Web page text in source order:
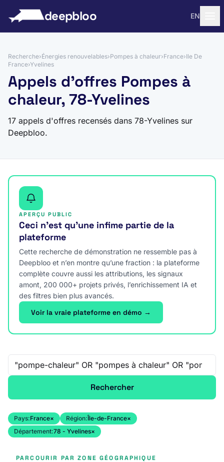
deepbloo EN
Recherche›Énergies renouvelables›Pompes à chaleur›France›Ile De
France›Yvelines
Appels d'offres Pompes à
chaleur, 78-Yvelines
17 appels d'offres recensés dans 78-Yvelines sur
Deepbloo.
APERÇU PUBLIC
Ceci n’est qu’une infime partie de la
plateforme
Cette recherche de démonstration ne ressemble pas à
Deepbloo et n’en montre qu’une fraction : la plateforme
complète couvre aussi les attributions, les signaux
amont, 200 000+ projets privés, l’enrichissement IA et
des filtres bien plus avancés.
Voir la vraie plateforme en démo →
Recherche libre
Rechercher
Pays:France× Région:Île-de-France×
Département:78 - Yvelines×
PARCOURIR PAR ZONE GÉOGRAPHIQUE